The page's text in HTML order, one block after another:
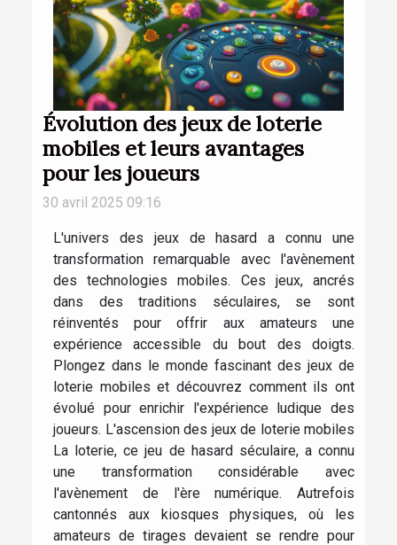
Évolution des jeux de loterie
mobiles et leurs avantages
pour les joueurs
30 avril 2025 09:16
L'univers des jeux de hasard a connu une
transformation remarquable avec l'avènement
des technologies mobiles. Ces jeux, ancrés
dans des traditions séculaires, se sont
réinventés pour offrir aux amateurs une
expérience accessible du bout des doigts.
Plongez dans le monde fascinant des jeux de
loterie mobiles et découvrez comment ils ont
évolué pour enrichir l'expérience ludique des
joueurs. L'ascension des jeux de loterie mobiles
La loterie, ce jeu de hasard séculaire, a connu
une transformation considérable avec
l'avènement de l'ère numérique. Autrefois
cantonnés aux kiosques physiques, où les
amateurs de tirages devaient se rendre pour